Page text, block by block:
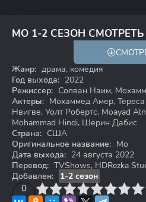
МО 1-2 СЕЗОН 6.9 7.9
Жанр: драма, комедия
Год выхода: 2022
Режиссер: Солван Наим,
Актеры: Мохаммед Амер,
Нвигве, Уолт Робертс, Moayad
Mohammad Hindi, Шерин Дабис
Страна: США
Оригинальное название: Mo
Дата выхода: 24 августа 2022
Перевод: TVShows, HDRezka
Добавлен:
1-2 сезон
0
4 6 7 8 9 10